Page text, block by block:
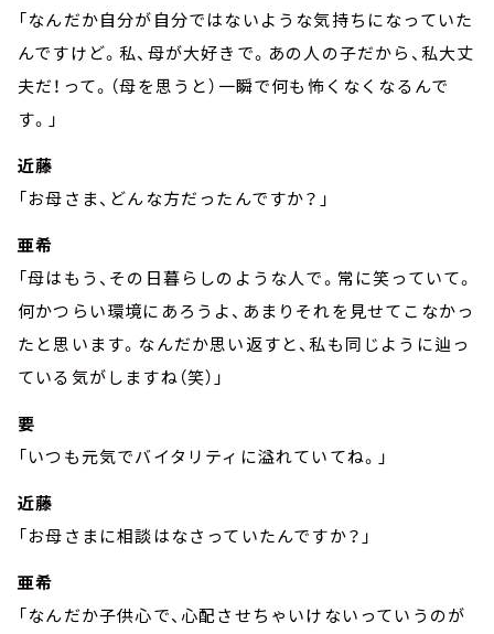
「なんだか自分が自分ではないような気持ちになっていた
んですけど。私、母が大好きで。あの人の子だから、私大丈
夫だ！って。（母を思うと）一瞬で何も怖くなくなるんで
す。」
近藤
「お母さま、どんな方だったんですか？」
亜希
「母はもう、その日暮らしのような人で。常に笑っていて。
何かつらい環境にあろうよ、あまりそれを見せてこなかっ
たと思います。なんだか思い返すと、私も同じように辿っ
ている気がしますね（笑）」
要
「いつも元気でバイタリティに溢れていてね。」
近藤
「お母さまに相談はなさっていたんですか？」
亜希
「なんだか子供心で、心配させちゃいけないっていうのが